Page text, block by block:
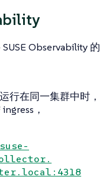
Observability 的
行在同一集群中时，
，